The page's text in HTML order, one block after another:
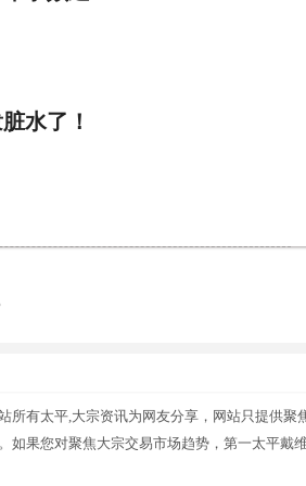
水了！
所有太平,大宗资讯为网友分享，网站只提供聚
如果您对聚焦大宗交易市场趋势，第一太平戴